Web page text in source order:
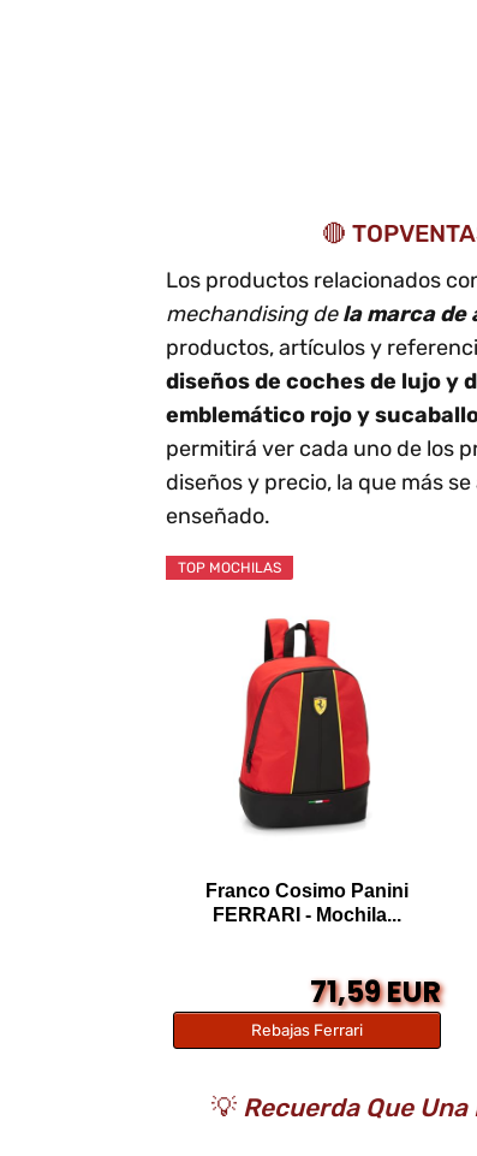
🔴
Los productos relacionados
mechandising dela marca de
productos, artículos y
diseños de coches de lujo y
emblemático rojo y
permitirá ver cada uno de los
diseños y precio, la que más
enseñado.
TOP MOCHILAS
Franco Cosimo Panini
FERRARI - Mochila...
71,59 EUR
Rebajas Ferrari
💡Recuerda Que Una